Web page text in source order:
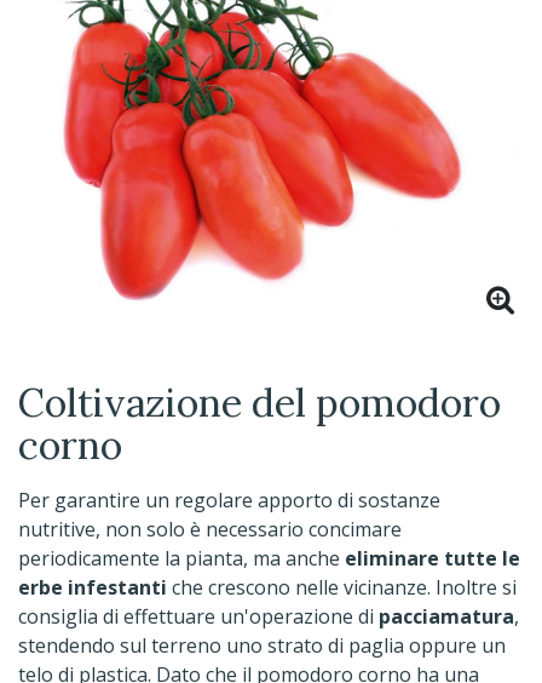
Coltivazione del pomodoro
corno
Per garantire un regolare apporto di sostanze
nutritive, non solo è necessario concimare
periodicamente la pianta, ma anche eliminare tutte le
erbe infestanti che crescono nelle vicinanze. Inoltre si
consiglia di effettuare un'operazione di pacciamatura,
stendendo sul terreno uno strato di paglia oppure un
telo di plastica. Dato che il pomodoro corno ha una